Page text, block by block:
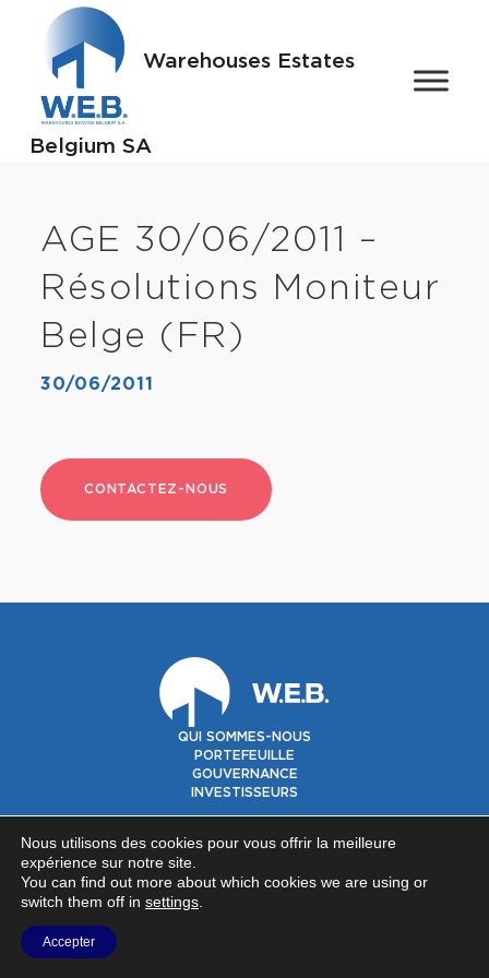
Warehouses Estates
Belgium SA
30/06/2011
AGE 30/06/2011 –
Résolutions Moniteur
Belge (FR)
CONTACTEZ-NOUS
QUI SOMMES-NOUS
PORTEFEUILLE
GOUVERNANCE
INVESTISSEURS
Contact
NOUS SUIVRE SUR
Nous utilisons des cookies pour vous offrir la meilleure
expérience sur notre site.
You can find out more about which cookies we are using or
switch them off in settings
Accepter